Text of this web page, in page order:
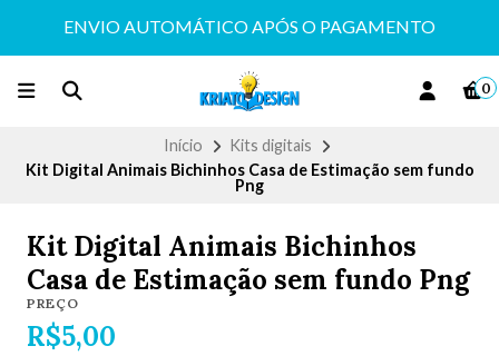
ENVIO AUTOMÁTICO APÓS O PAGAMENTO
0
Início
Kits digitais
Kit Digital Animais Bichinhos Casa de Estimação sem fundo
Png
Kit Digital Animais Bichinhos
Casa de Estimação sem fundo Png
PREÇO
R$5,00